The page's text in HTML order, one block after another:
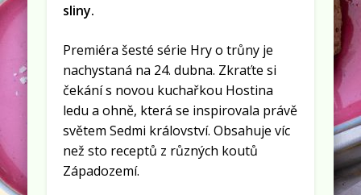
sliny.
Premiéra šesté série Hry o trůny je
nachystaná na 24. dubna. Zkraťte si
čekání s novou kuchařkou Hostina
ledu a ohně, která se inspirovala právě
světem Sedmi království. Obsahuje víc
než sto receptů z různých koutů
Západozemí.